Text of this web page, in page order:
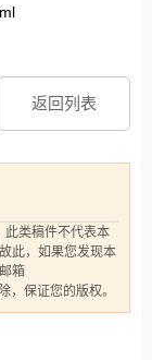
返回列表
此类稿件不代表本
此，如果您发现本
箱
，保证您的版权。